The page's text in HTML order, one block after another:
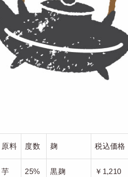
原料 度数 麹 税込価格
芋 25% 黒麹 ￥1,210